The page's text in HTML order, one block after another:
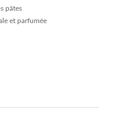
pâtes
et parfumée